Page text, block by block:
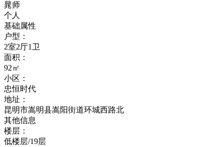
晁师
个人
基础属性
户型：
2室2厅1卫
面积：
92㎡
小区：
忠恒时代
地址：
昆明市嵩明县嵩阳街道环城西路北
其他信息
楼层：
低楼层/19层